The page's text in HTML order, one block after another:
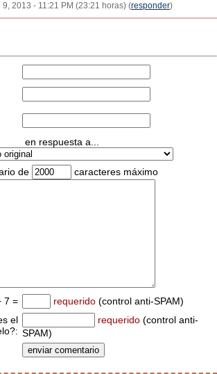
9, 2013 - 11:21 PM (23:21 horas) (responder)
en respuesta a...
de caracteres máximo
7 = requerido (control anti-SPAM)
el
requerido (control anti-
SPAM)